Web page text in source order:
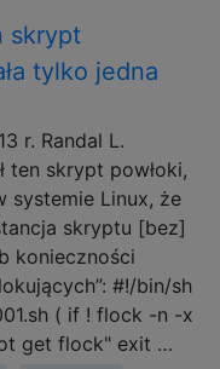
skrypt
tylko jedna
r. Randal L.
ten skrypt powłoki,
systemie Linux, że
skryptu [bez]
konieczności
#!/bin/sh
( if ! flock -n -x
get flock" exit …